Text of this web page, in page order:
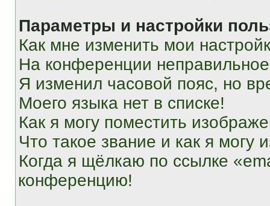
Параметры и настройки
Как мне изменить мои
На конференции
Я изменил часовой пояс, но
Моего языка нет в списке!
Как я могу поместить
Что такое звание и как я могу
Когда я щёлкаю по ссылке
конференцию!